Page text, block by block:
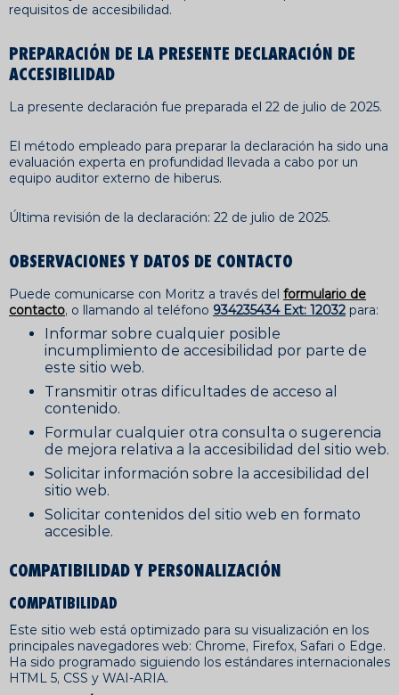
requisitos de accesibilidad.
PREPARACIÓN DE LA PRESENTE DECLARACIÓN DE
ACCESIBILIDAD
La presente declaración fue preparada el 22 de julio de 2025.
El método empleado para preparar la declaración ha sido una
evaluación experta en profundidad llevada a cabo por un
equipo auditor externo de hiberus.
Última revisión de la declaración: 22 de julio de 2025.
OBSERVACIONES Y DATOS DE CONTACTO
Puede comunicarse con Moritz a través del formulario de
contacto, o llamando al teléfono 934235434 Ext: 12032 para:
Informar sobre cualquier posible
incumplimiento de accesibilidad por parte de
este sitio web.
Transmitir otras dificultades de acceso al
contenido.
Formular cualquier otra consulta o sugerencia
de mejora relativa a la accesibilidad del sitio web.
Solicitar información sobre la accesibilidad del
sitio web.
Solicitar contenidos del sitio web en formato
accesible.
COMPATIBILIDAD Y PERSONALIZACIÓN
COMPATIBILIDAD
Este sitio web está optimizado para su visualización en los
principales navegadores web: Chrome, Firefox, Safari o Edge.
Ha sido programado siguiendo los estándares internacionales
HTML 5, CSS y WAI-ARIA.